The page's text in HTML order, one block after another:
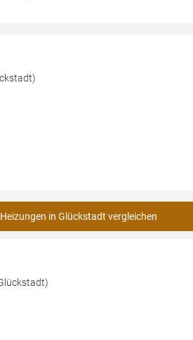
in Glückstadt vergleichen